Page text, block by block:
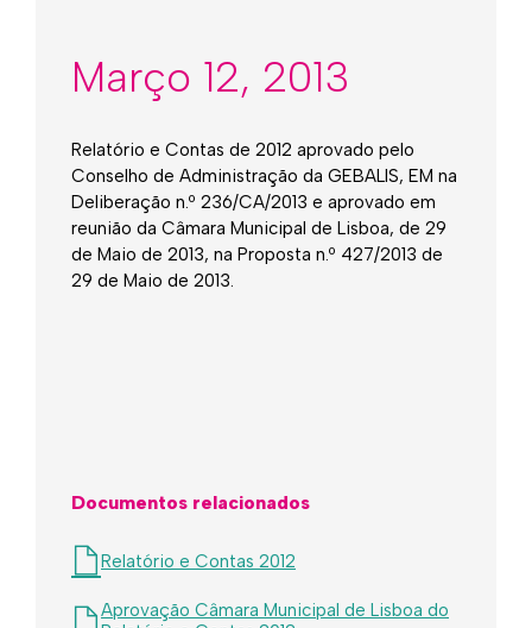
Março 12, 2013
Relatório e Contas de 2012 aprovado pelo
Conselho de Administração da GEBALIS, EM na
Deliberação n.º 236/CA/2013 e aprovado em
reunião da Câmara Municipal de Lisboa, de 29
de Maio de 2013, na Proposta n.º 427/2013 de
29 de Maio de 2013.​​​
Documentos relacionados
Relatório e Contas 2012
Aprovação Câmara Municipal de Lisboa do